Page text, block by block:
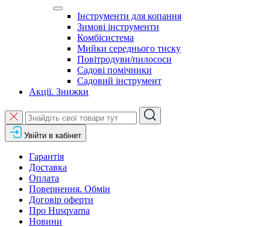
Інструменти для копання
Зимові інструменти
Комбісистема
Мийки середнього тиску
Повітродуви/пилососи
Садові помічники
Садовий інструмент
Акції. Знижки
Увійти в кабінет
Гарантія
Доставка
Оплата
Повернення. Обмін
Договір оферти
Про Husqvarna
Новини